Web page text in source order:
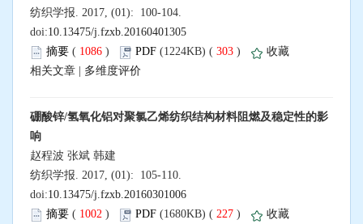
纺织学报. 2017, (01): 100-104.
doi:10.13475/j.fzxb.20160401305
摘要 ( 1086 ) PDF (1224KB) ( 303 )
收藏
相关文章
多维度评价
硼酸锌/氢氧化铝对聚氯乙烯纺织结构材料阻燃及稳定性的影
响
赵程波 张斌 韩建
纺织学报. 2017, (01): 105-110.
doi:10.13475/j.fzxb.20160301006
摘要 ( 1002 ) PDF (1680KB) ( 227 )
收藏